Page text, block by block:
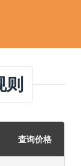
则
查询价格